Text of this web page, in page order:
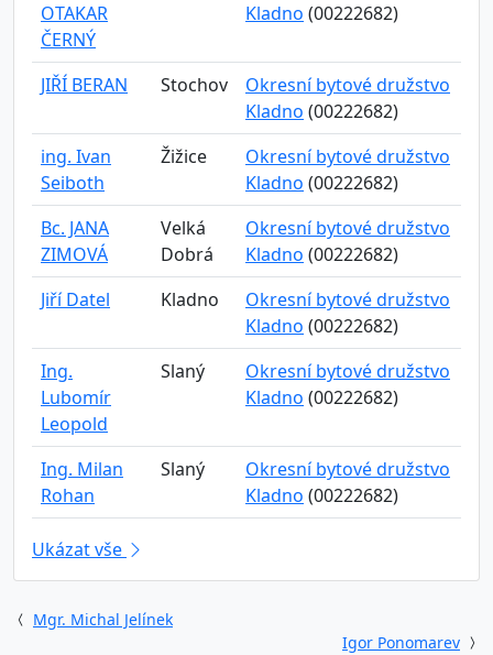
OTAKAR
ČERNÝ
Kladno (00222682)
JIŘÍ BERAN Stochov
Okresní bytové družstvo
Kladno (00222682)
ing. Ivan
Seiboth
Žižice
Okresní bytové družstvo
Kladno (00222682)
Bc. JANA
ZIMOVÁ
Velká
Dobrá
Okresní bytové družstvo
Kladno (00222682)
Jiří Datel
Kladno
Okresní bytové družstvo
Kladno (00222682)
Ing.
Lubomír
Leopold
Slaný
Okresní bytové družstvo
Kladno (00222682)
Ing. Milan
Rohan
Slaný
Okresní bytové družstvo
Kladno (00222682)
Ukázat vše
Mgr. Michal Jelínek
Igor Ponomarev